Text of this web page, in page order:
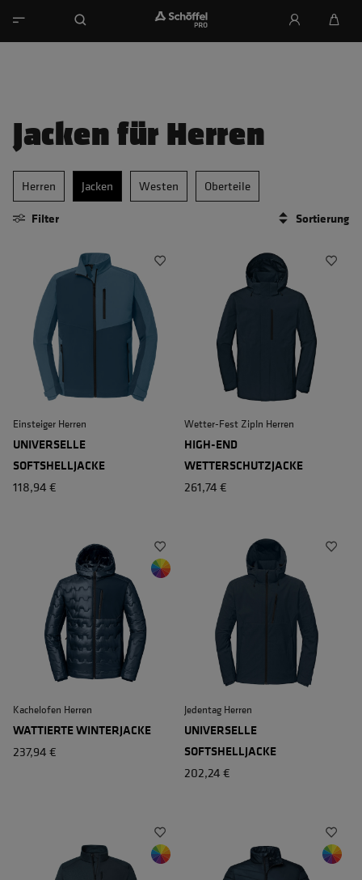
Jacken für Herren
Herren Jacken Westen
Oberteile
Filter
Sortierung
Einsteiger Herren
UNIVERSELLE
SOFTSHELLJACKE
118,94 €
Wetter-Fest ZipIn Herren
HIGH-END
WETTERSCHUTZJACKE
261,74 €
Kachelofen Herren
WATTIERTE WINTERJACKE
237,94 €
Jedentag Herren
UNIVERSELLE
SOFTSHELLJACKE
202,24 €